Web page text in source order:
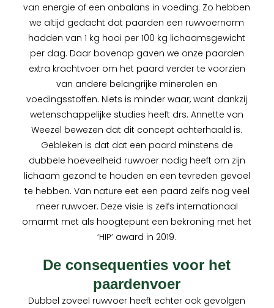
van energie of een onbalans in voeding. Zo hebben
we altijd gedacht dat paarden een ruwvoernorm
hadden van 1 kg hooi per 100 kg lichaamsgewicht
per dag. Daar bovenop gaven we onze paarden
extra krachtvoer om het paard verder te voorzien
van andere belangrijke mineralen en
voedingsstoffen. Niets is minder waar, want dankzij
wetenschappelijke studies heeft drs. Annette van
Weezel bewezen dat dit concept achterhaald is.
Gebleken is dat dat een paard minstens de
dubbele hoeveelheid ruwvoer nodig heeft om zijn
lichaam gezond te houden en een tevreden gevoel
te hebben. Van nature eet een paard zelfs nog veel
meer ruwvoer. Deze visie is zelfs internationaal
omarmt met als hoogtepunt een bekroning met het
‘HIP’ award in 2019.
De consequenties voor het
paardenvoer
Dubbel zoveel ruwvoer heeft echter ook gevolgen